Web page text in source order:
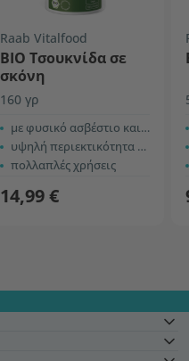
Raab Vitalfood
BIO Τσουκνίδα σε
σκόνη
160 γρ
με φυσικό ασβέστιο και κάλιο
υψηλή περιεκτικότητα σε πρωτεΐνες
πολλαπλές χρήσεις
14,99 €